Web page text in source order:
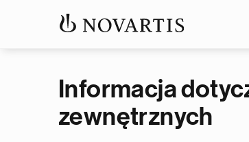
Informacja
zewnętrznych